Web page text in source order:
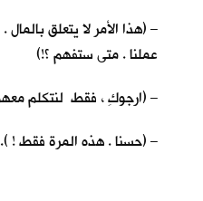
– (هذا الأمر لا يتعلق
عملنا . متى ستفهم ؟!)
– (ارجوكِ ، فقط لنتكلم
– (حسنا . هذه المرة فقط ! ).